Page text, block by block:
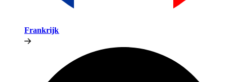
Frankrijk​​